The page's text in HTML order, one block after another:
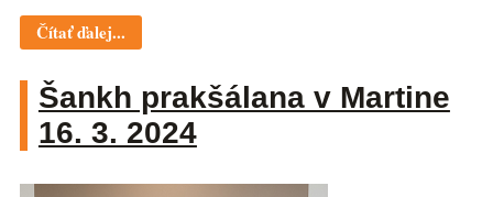
Čítať ďalej...
Šankh prakšálana v Martine
16. 3. 2024